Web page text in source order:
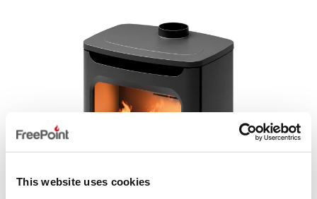
This website uses cookies